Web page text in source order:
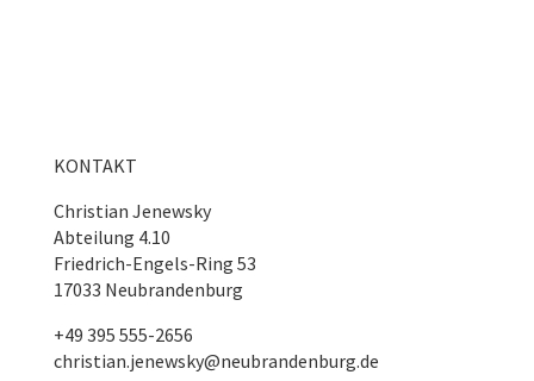
KONTAKT
Christian Jenewsky
Abteilung 4.10
Friedrich-Engels-Ring 53
17033 Neubrandenburg
+49 395 555-2656
christian.jenewsky@neubrandenburg.de